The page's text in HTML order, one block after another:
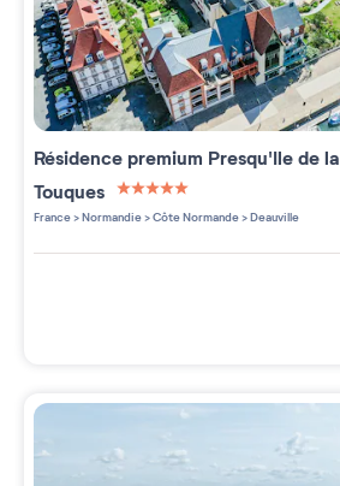
Résidence premium Presqu'Ile de la
Touques
5 étoiles sur 5
France>Normandie>Côte Normande>Deauville